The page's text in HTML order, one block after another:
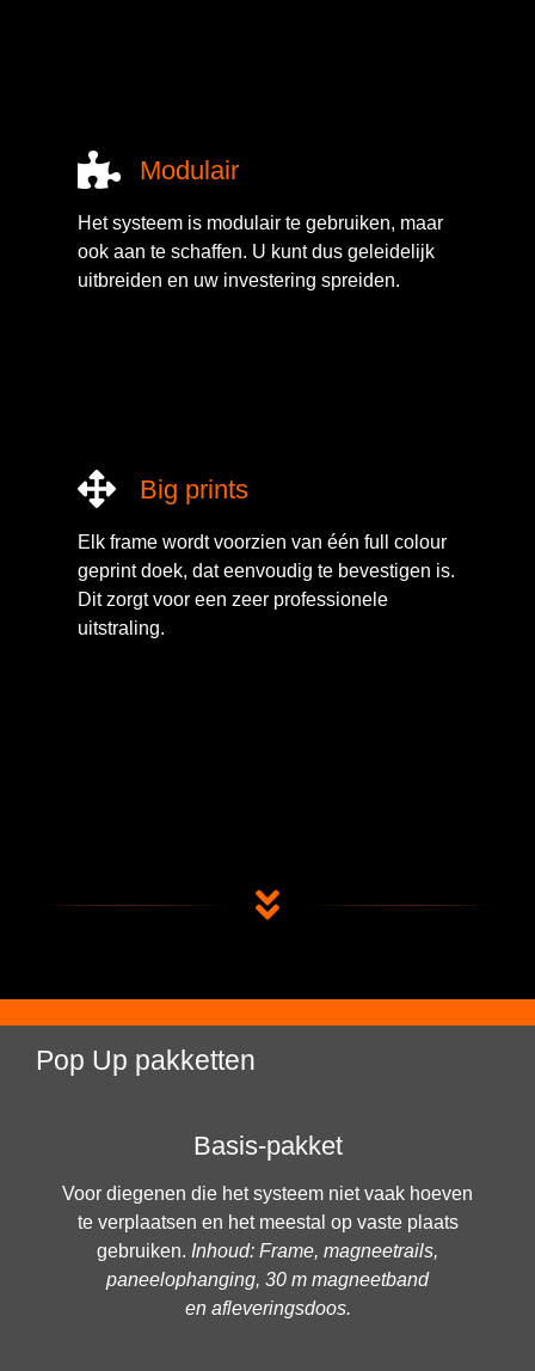
Modulair
Het systeem is modulair te gebruiken, maar
ook aan te schaffen. U kunt dus geleidelijk
uitbreiden en uw investering spreiden.
Big prints
Elk frame wordt voorzien van één full colour
geprint doek, dat eenvoudig te bevestigen is.
Dit zorgt voor een zeer professionele
uitstraling.
Pop Up pakketten
Basis-pakket
Voor diegenen die het systeem niet vaak hoeven
te verplaatsen en het meestal op vaste plaats
gebruiken. Inhoud: Frame, magneetrails,
paneelophanging, 30 m magneetband
en afleveringsdoos.